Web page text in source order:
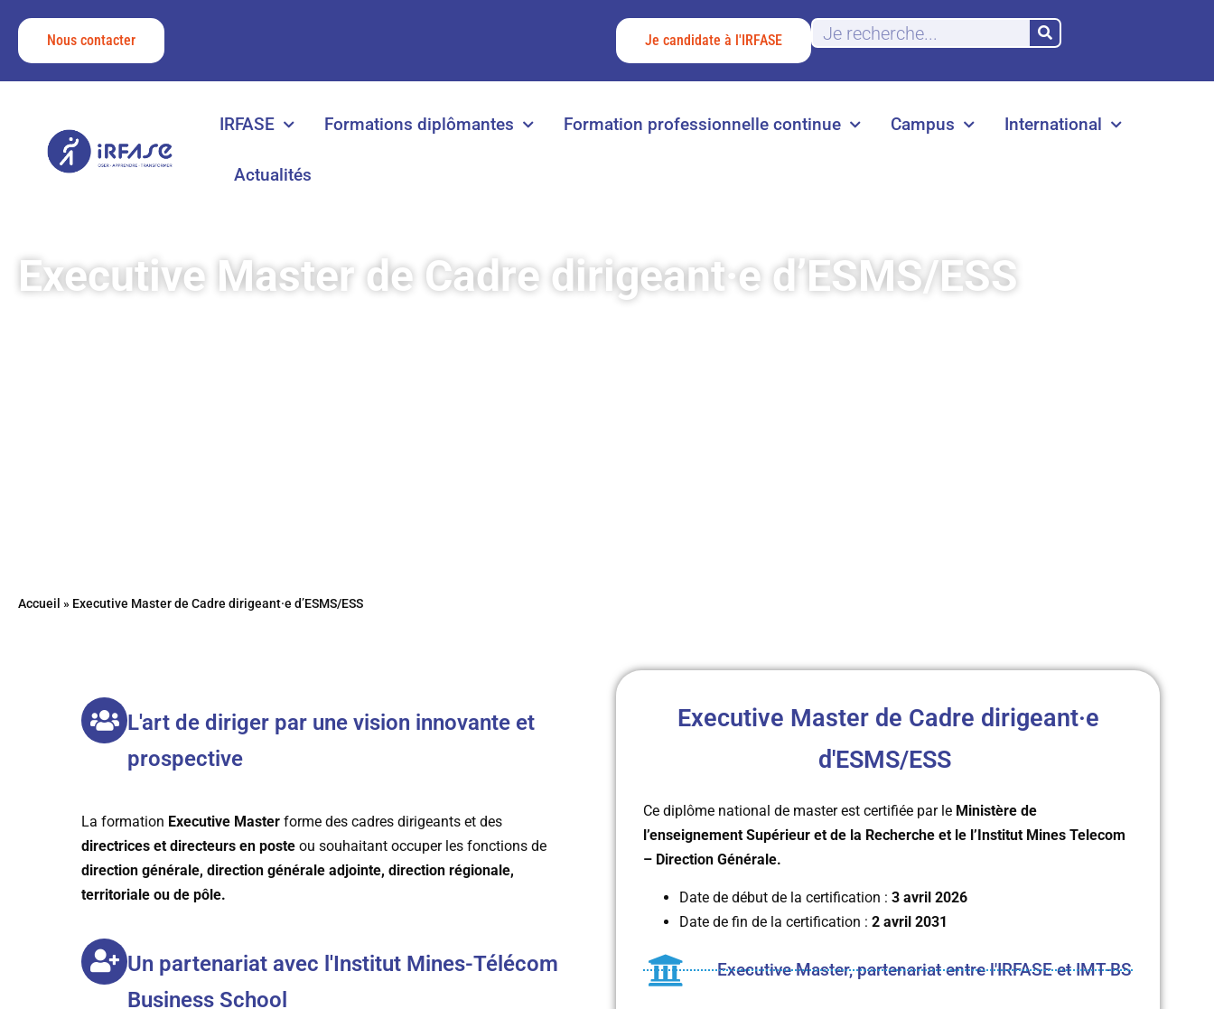
Nous contacter Je candidate à l'IRFASE
IRFASE Formations diplômantes Formation professionnelle continue Campus International
Actualités
Executive Master de Cadre dirigeant·e d’ESMS/ESS
Accueil » Executive Master de Cadre dirigeant·e d’ESMS/ESS
L'art de diriger par une vision innovante et
prospective
La formation Executive Master forme des cadres dirigeants et des
directrices et directeurs en poste ou souhaitant occuper les fonctions de
direction générale, direction générale adjointe, direction régionale,
territoriale ou de pôle.
Un partenariat avec l'Institut Mines-Télécom
Business School
Executive Master de Cadre dirigeant·e
d'ESMS/ESS
Ce diplôme national de master est certifiée par le Ministère de
l’enseignement Supérieur et de la Recherche et le l’Institut Mines Telecom
– Direction Générale.
Date de début de la certification : 3 avril 2026
Date de fin de la certification : 2 avril 2031
Executive Master, partenariat entre l'IRFASE et IMT-BS